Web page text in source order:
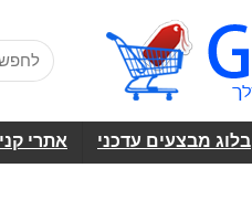
בלוג מבצעים עדכני אתרי